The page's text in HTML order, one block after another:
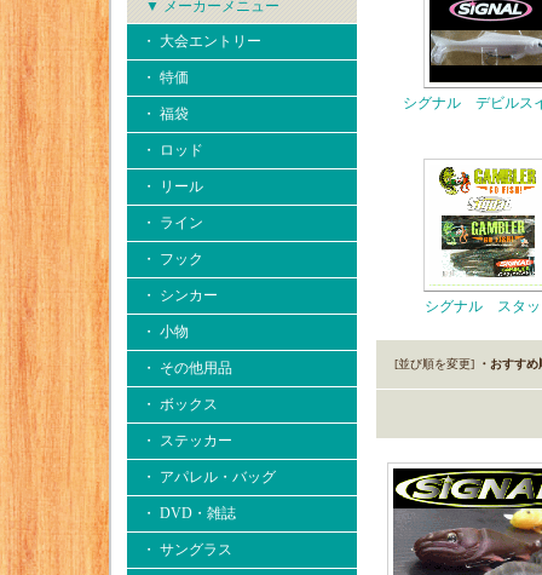
▼ メーカーメニュー
・ 大会エントリー
・ 特価
・ 福袋
・ ロッド
・ リール
・ ライン
・ フック
・ シンカー
・ 小物
・ その他用品
・ ボックス
・ ステッカー
・ アパレル・バッグ
・ DVD・雑誌
・ サングラス
シグナル デビルス
シグナル スタ
[並び順を変更] ・おすすめ